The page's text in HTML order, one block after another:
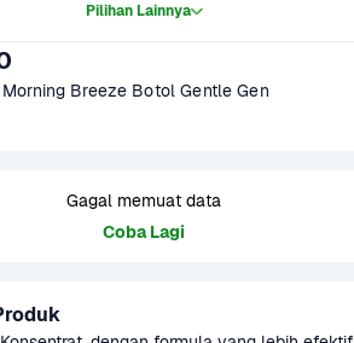
Pilihan Lainnya
Breeze Botol Gentle Gen
Gagal memuat data
Coba Lagi